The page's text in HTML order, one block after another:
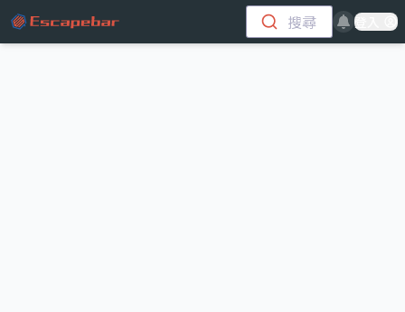
跳至主要內容
搜尋 登入